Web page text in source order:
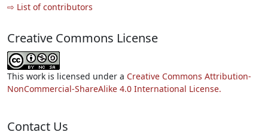
⇨ List of contributors
Creative Commons License
This work is licensed under a Creative Commons Attribution-
NonCommercial-ShareAlike 4.0 International License.
Contact Us